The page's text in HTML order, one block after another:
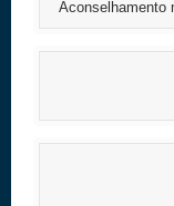
Aconselhamento